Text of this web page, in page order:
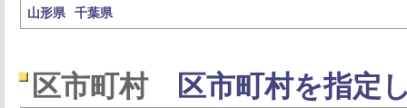
山形県
千葉県
区市町村 区市町村を指定